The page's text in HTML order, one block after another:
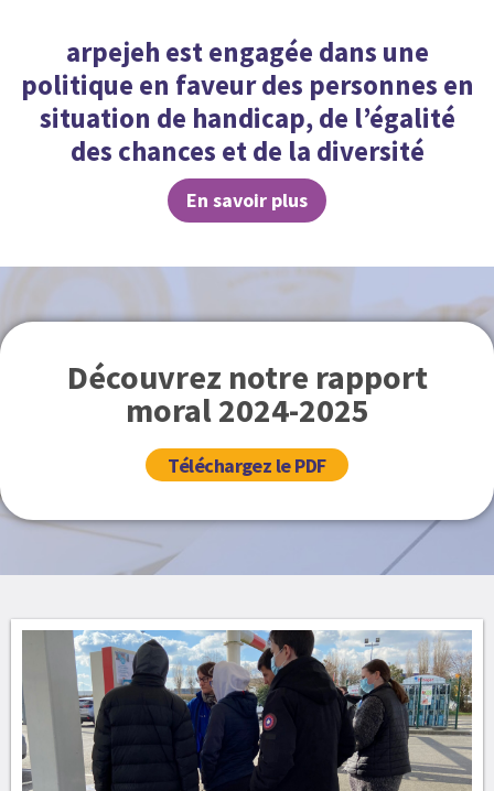
arpejeh est engagée dans une
politique en faveur des personnes en
situation de handicap, de l’égalité
des chances et de la diversité
En savoir plus
Découvrez notre rapport
moral 2024-2025
Téléchargez le PDF